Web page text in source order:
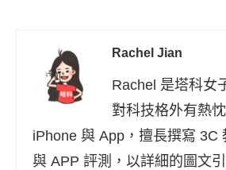
Rachel Jian
Rachel 是塔科女
對科技格外有熱
iPhone 與 App，擅長撰寫 3C
與 APP 評測，以詳細的圖文